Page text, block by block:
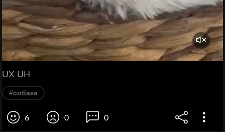
UX UH
#собака
6 0 0